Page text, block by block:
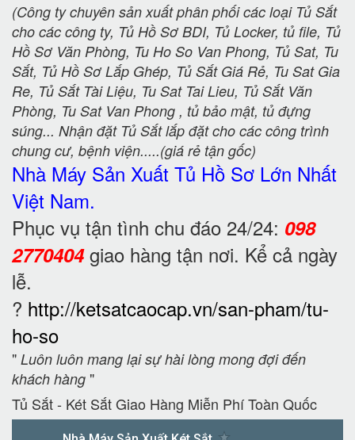
(Công ty chuyên sản xuất phân phối các loại Tủ Sắt
cho các công ty, Tủ Hồ Sơ BDI, Tủ Locker, tủ file, Tủ
Hồ Sơ Văn Phòng, Tu Ho So Van Phong, Tủ Sat, Tu
Sắt, Tủ Hồ Sơ Lắp Ghép, Tủ Sắt Giá Rẻ, Tu Sat Gia
Re, Tủ Sắt Tài Liệu, Tu Sat Tai Lieu, Tủ Sắt Văn
Phòng, Tu Sat Van Phong , tủ bảo mật, tủ đựng
súng... Nhận đặt Tủ Sắt lắp đặt cho các công trình
chung cư, bệnh viện.....(giá rẻ tận gốc)
Nhà Máy Sản Xuất Tủ Hồ Sơ Lớn Nhất
Việt Nam.
Phục vụ tận tình chu đáo 24/24: 098
2770404giao hàng tận nơi. Kể cả ngày
lễ.
? http://ketsatcaocap.vn/san-pham/tu-
ho-so
" Luôn luôn mang lại sự hài lòng mong đợi đến
khách hàng "
Tủ Sắt - Két Sắt Giao Hàng Miễn Phí Toàn Quốc